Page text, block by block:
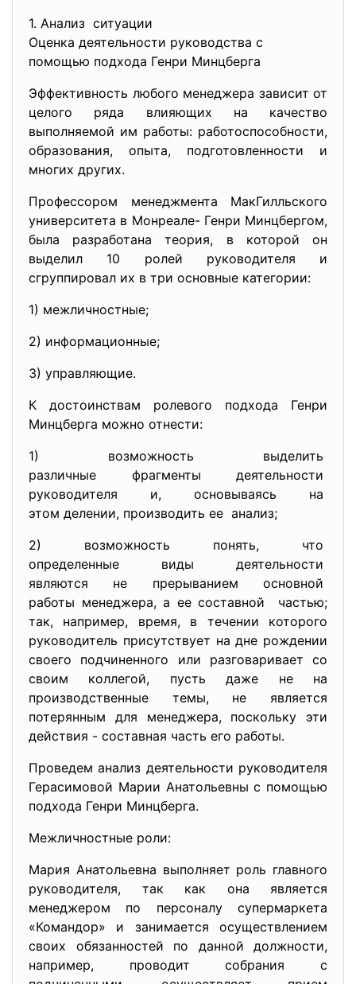
1. Анализ ситуации
Оценка деятельности руководства с
помощью подхода Генри Минцберга
Эффективность любого менеджера зависит от
целого ряда влияющих на качество
выполняемой им работы: работоспособности,
образования, опыта, подготовленности и
многих других.
Профессором менеджмента МакГилльского
университета в Монреале- Генри Минцбергом,
была разработана теория, в которой он
выделил 10 ролей руководителя и
сгруппировал их в три основные категории:
1) межличностные;
2) информационные;
3) управляющие.
К достоинствам ролевого подхода Генри
Минцберга можно отнести:
1) возможность выделить
различные фрагменты деятельности
руководителя и, основываясь на
этом делении, производить ее анализ;
2) возможность понять, что
определенные виды деятельности
являются не прерыванием основной
работы менеджера, а ее составной частью;
так, например, время, в течении которого
руководитель присутствует на дне рождении
своего подчиненного или разговаривает со
своим коллегой, пусть даже не на
производственные темы, не является
потерянным для менеджера, поскольку эти
действия - составная часть его работы.
Проведем анализ деятельности руководителя
Герасимовой Марии Анатольевны с помощью
подхода Генри Минцберга.
Межличностные роли:
Мария Анатольевна выполняет роль главного
руководителя, так как она является
менеджером по персоналу супермаркета
«Командор» и занимается осуществлением
своих обязанностей по данной должности,
например, проводит собрания с